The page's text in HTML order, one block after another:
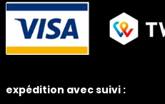
expédition avec suivi :